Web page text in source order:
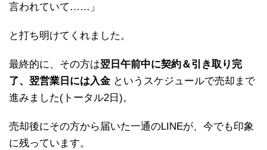
言われていて……」
と打ち明けてくれました。
最終的に、その方は翌日午前中に契約＆引き取り完
了、翌営業日には入金 というスケジュールで売却まで
進みました(トータル2日)。
売却後にその方から届いた一通のLINEが、今でも印象
に残っています。